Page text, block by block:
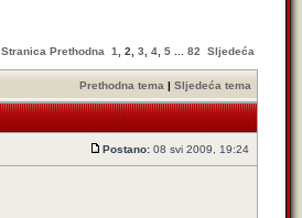
Stranica Prethodna 1 2 3 4 5 82 Sljedeća
Prethodna tema | Sljedeća tema
Postano: 08 svi 2009, 19:24